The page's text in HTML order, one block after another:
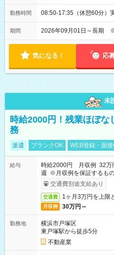
勤務時間 08:50-17:35（休憩60分）
期間 2026年09月01日～長期
気になる！ 応
未
時給2000円！残業ほぼ
務
派遣 ブランクOK WEB登録・面
給与
時給2000円 月収例 32万
週 ※月収例を保証するも
ービス利用可（利用条件有）
交通費別途支給あり
交通費 1ヶ月3万円を上限
月収例 30万円～
勤務地
横浜市戸塚区
東戸塚駅から徒歩5分
不動産業